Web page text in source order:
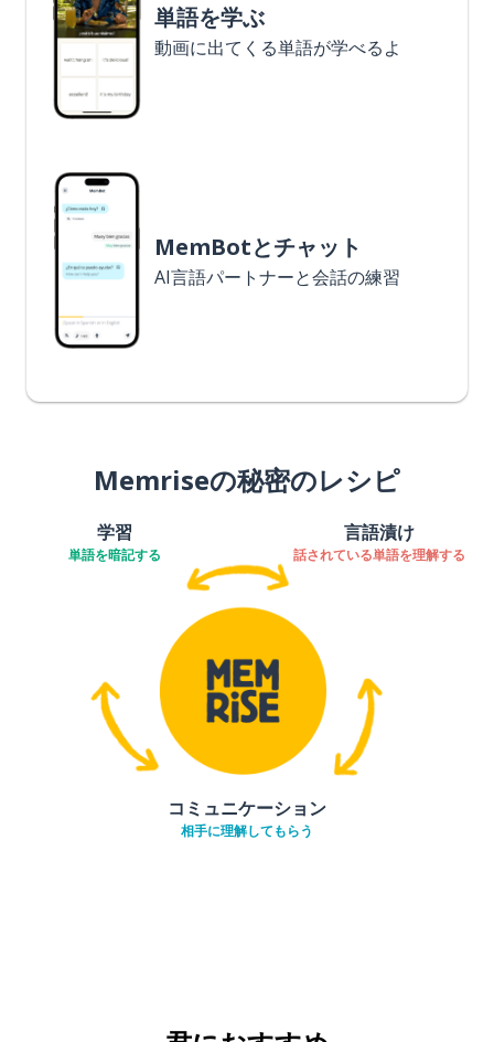
単語を学ぶ
動画に出てくる単語が学べるよ
MemBotとチャット
AI言語パートナーと会話の練習
Memriseの秘密のレシピ
学習
単語を暗記する
言語漬け
話されている単語を理解する
コミュニケーション
相手に理解してもらう